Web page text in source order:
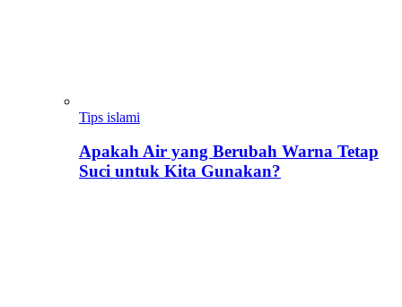
Tips islami
Apakah Air yang Berubah Warna Tetap
Suci untuk Kita Gunakan?